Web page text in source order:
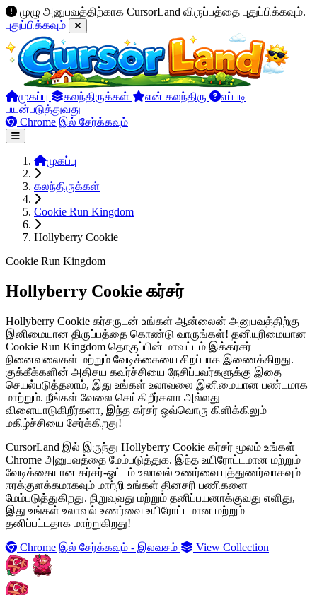
முழு அனுபவத்திற்காக CursorLand விருப்பத்தை புதுப்பிக்கவும்.
புதுப்பிக்கவும்
முகப்பு கலந்திருக்கள் என் கலந்திரு
எப்படி
பயன்படுத்துவது
Chrome இல் சேர்க்கவும்
முகப்பு
கலந்திருக்கள்
Cookie Run Kingdom
Hollyberry Cookie
Cookie Run Kingdom
Hollyberry Cookie கர்சர்
Hollyberry Cookie கர்சருடன் உங்கள் ஆன்லைன் அனுபவத்திற்கு
இனிமையான திருப்பத்தை கொண்டு வாருங்கள்! தனியுரிமையான
Cookie Run Kingdom தொகுப்பின் மாவட்டம் இக்கர்சர்
நினைவலைகள் மற்றும் வேடிக்கையை சிறப்பாக இணைக்கிறது.
குக்கீக்களின் அதிசய கவர்ச்சியை நேசிப்பவர்களுக்கு இதை
செயல்படுத்தலாம், இது உங்கள் உலாவலை இனிமையான பண்டமாக
மாற்றும். நீங்கள் வேலை செய்கிறீர்களா அல்லது
விளையாடுகிறீர்களா, இந்த கர்சர் ஒவ்வொரு கிளிக்கிலும்
மகிழ்ச்சியை சேர்க்கிறது!
CursorLand இல் இருந்து Hollyberry Cookie கர்சர் மூலம் உங்கள்
Chrome அனுபவத்தை மேம்படுத்துக. இந்த உயிரோட்டமான மற்றும்
வேடிக்கையான கர்சர்-ஓட்டம் உலாவல் உணர்வை புத்துணர்வாகவும்
ஈரக்குளக்கமாகவும் மாற்றி உங்கள் தினசரி பணிகளை
மேம்படுத்துகிறது. நிறுவுவது மற்றும் தனிப்பயனாக்குவது எளிது,
இது உங்கள் உலாவல் உணர்வை உயிரோட்டமான மற்றும்
தனிப்பட்டதாக மாற்றுகிறது!
Chrome இல் சேர்க்கவும் - இலவசம்
View Collection